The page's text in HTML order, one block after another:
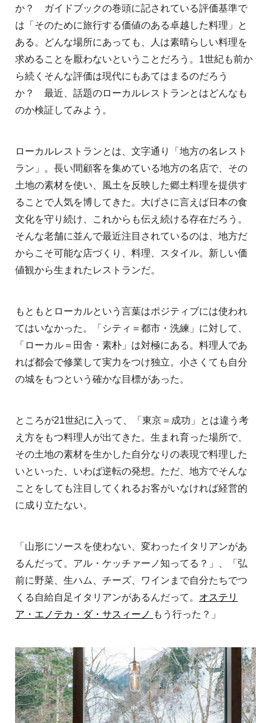
か？ ガイドブックの巻頭に記されている評価基準で
は「そのために旅行する価値のある卓越した料理」と
ある。どんな場所にあっても、人は素晴らしい料理を
求めることを厭わないということだろう。1世紀も前か
ら続くそんな評価は現代にもあてはまるのだろう
か？ 最近、話題のローカルレストランとはどんなも
のか検証してみよう。
ローカルレストランとは、文字通り「地方の名レスト
ラン」。長い間顧客を集めている地方の名店で、その
土地の素材を使い、風土を反映した郷土料理を提供す
ることで人気を博してきた。大げさに言えば日本の食
文化を守り続け、これからも伝え続ける存在だろう。
そんな老舗に並んで最近注目されているのは、地方だ
からこそ可能な店づくり、料理、スタイル。新しい価
値観から生まれたレストランだ。
もともとローカルという言葉はポジティブには使われ
てはいなかった。「シティ＝都市・洗練」に対して、
「ローカル＝田舎・素朴」は対極にある。料理人であ
れば都会で修業して実力をつけ独立。小さくても自分
の城をもつという確かな目標があった。
ところが21世紀に入って、「東京＝成功」とは違う考
え方をもつ料理人が出てきた。生まれ育った場所で、
その土地の素材を生かした自分なりの表現で料理した
いといった、いわば逆転の発想。ただ、地方でそんな
ことをしても注目してくれるお客がいなければ経営的
に成り立たない。
「山形にソースを使わない、変わったイタリアンがあ
るんだって。アル・ケッチァーノ知ってる？」、「弘
前に野菜、生ハム、チーズ、ワインまで自分たちでつ
くる自給自足イタリアンがあるんだって。 オステリ
ア・エノテカ・ダ・サスィーノ もう行った？」